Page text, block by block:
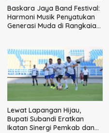
Baskara Jaya Band Festival:
Harmoni Musik Penyatukan
Generasi Muda di Rangkaian
Lewat Lapangan Hijau,
Bupati Subandi Eratkan
Ikatan Sinergi Pemkab dan